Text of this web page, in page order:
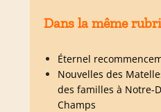
Dans la même
Éternel
Nouvelles des
des familles à Notre-
Champs